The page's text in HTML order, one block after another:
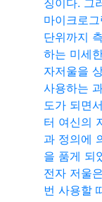
징이다. 그
마이크로
단위까지
하는 미세
자저울을
사용하는
도가 되면
터 여신의
과 정의에
을 품게 되
전자 저울
번 사용할